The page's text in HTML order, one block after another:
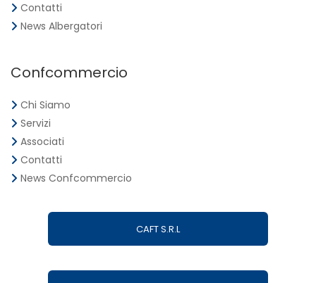
Contatti
News Albergatori
Confcommercio
Chi Siamo
Servizi
Associati
Contatti
News Confcommercio
CAFT S.R.L